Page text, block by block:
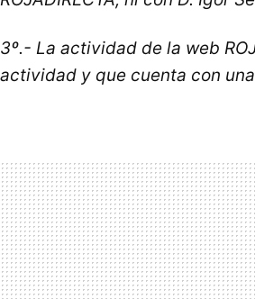
3º.- La actividad de la web
actividad y que cuenta con